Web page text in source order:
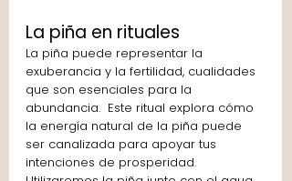
La piña en rituales
La piña puede representar la
exuberancia y la fertilidad, cualidades
que son esenciales para la
abundancia.  Este ritual explora cómo
la energía natural de la piña puede
ser canalizada para apoyar tus
intenciones de prosperidad.